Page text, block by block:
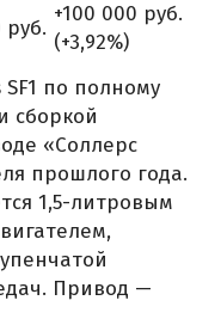
руб.
+100 000 руб.
(+3,92%)
по полному
сборкой
«Соллерс
прошлого года.
1,5-литровым
Привод —